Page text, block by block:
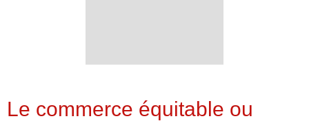
Le commerce équitable ou